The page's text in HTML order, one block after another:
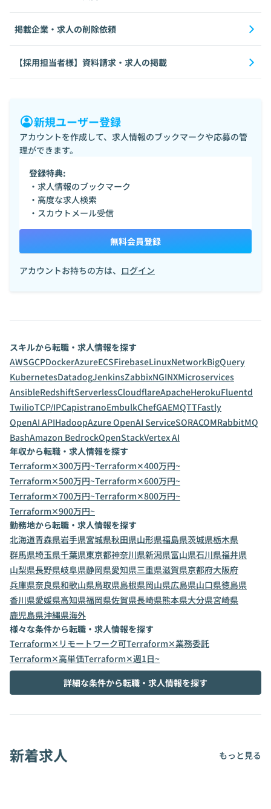
掲載企業・求人の削除依頼
【採用担当者様】資料請求・求人の掲載
新規ユーザー登録
アカウントを作成して、求人情報のブックマークや応募の管
理ができます。
登録特典:
・求人情報のブックマーク
・高度な求人検索
・スカウトメール受信
無料会員登録
アカウントお持ちの方は、 ログイン
スキルから転職・求人情報を探す
AWSGCPDockerAzureECSFirebaseLinuxNetworkBigQuery
KubernetesDatadogJenkinsZabbixNGINXMicroservices
AnsibleRedshiftServerlessCloudflareApacheHerokuFluentd
TwilioTCP/IPCapistranoEmbulkChefGAEMQTTFastly
OpenAI APIHadoopAzure OpenAI ServiceSORACOMRabbitMQ
BashAmazon BedrockOpenStackVertex AI
年収から転職・求人情報を探す
Terraform✕300万円~Terraform✕400万円~
Terraform✕500万円~Terraform✕600万円~
Terraform✕700万円~Terraform✕800万円~
Terraform✕900万円~
勤務地から転職・求人情報を探す
北海道青森県岩手県宮城県秋田県山形県福島県茨城県栃木県
群馬県埼玉県千葉県東京都神奈川県新潟県富山県石川県福井県
山梨県長野県岐阜県静岡県愛知県三重県滋賀県京都府大阪府
兵庫県奈良県和歌山県鳥取県島根県岡山県広島県山口県徳島県
香川県愛媛県高知県福岡県佐賀県長崎県熊本県大分県宮崎県
鹿児島県沖縄県海外
様々な条件から転職・求人情報を探す
Terraform✕リモートワーク可Terraform✕業務委託
Terraform✕高単価Terraform✕週1日~
詳細な条件から転職・求人情報を探す
新着求人 もっと見る